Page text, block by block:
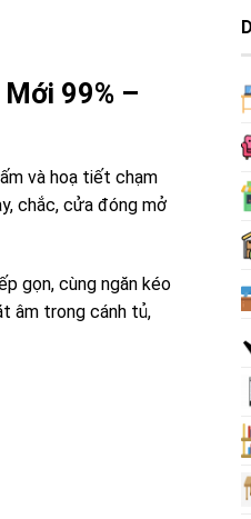
99% –
và hoạ tiết chạm
chắc, cửa đóng mở
gọn, cùng ngăn kéo
âm trong cánh tủ,